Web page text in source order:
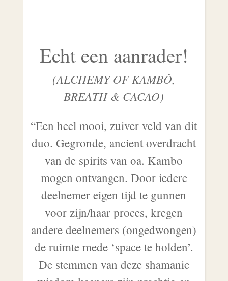
Echt een aanrader!
(ALCHEMY OF KAMBÔ,
BREATH & CACAO)
“Een heel mooi, zuiver veld van dit
duo. Gegronde, ancient overdracht
van de spirits van oa. Kambo
mogen ontvangen. Door iedere
deelnemer eigen tijd te gunnen
voor zijn/haar proces, kregen
andere deelnemers (ongedwongen)
de ruimte mede ‘space te holden’.
De stemmen van deze shamanic